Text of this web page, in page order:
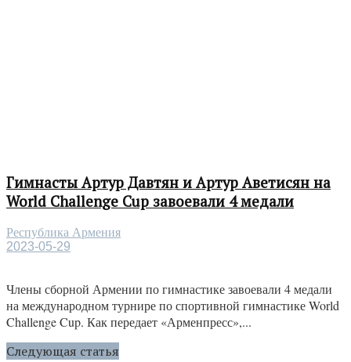
Гимнасты Артур Давтян и Артур Аветисян на
World Challenge Cup завоевали 4 медали
Республика Армения
2023-05-29
Члены сборной Армении по гимнастике завоевали 4 медали
на международном турнире по спортивной гимнастике World
Challenge Cup. Как передает «Арменпресс»,...
Следующая статья